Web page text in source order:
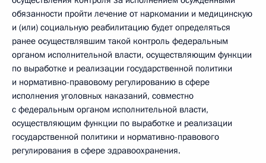
обязанности пройти лечение от наркомании и медицинскую
и (или) социальную реабилитацию будет определяться
ранее осуществлявшим такой контроль федеральным
органом исполнительной власти, осуществляющим функции
по выработке и реализации государственной политики
и нормативно-правовому регулированию в сфере
исполнения уголовных наказаний, совместно
с федеральным органом исполнительной власти,
осуществляющим функции по выработке и реализации
государственной политики и нормативно-правового
регулирования в сфере здравоохранения.